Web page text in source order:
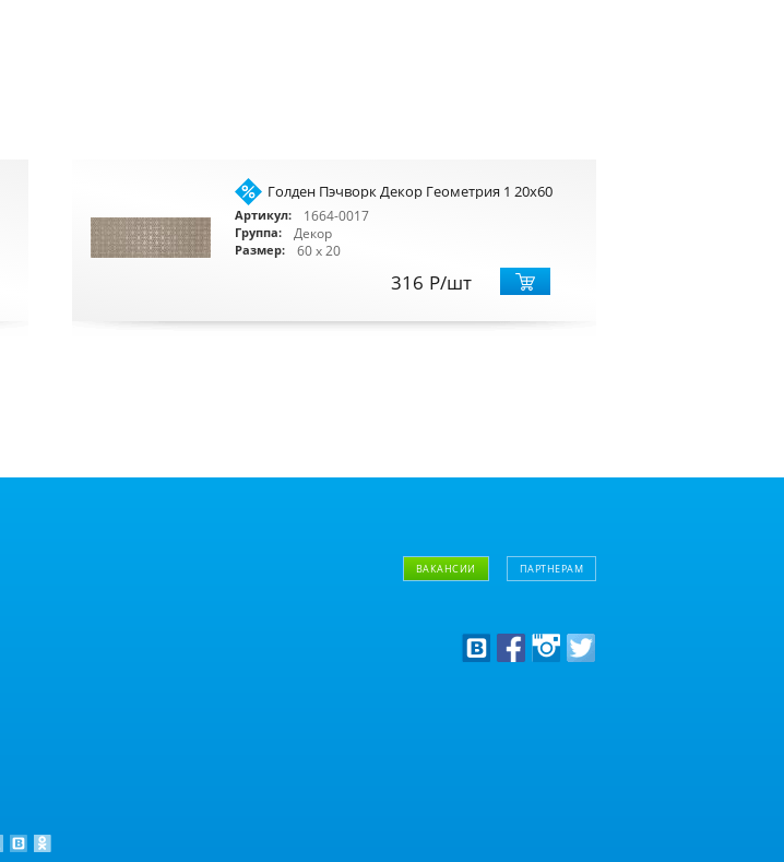
Голден Пэчворк Декор Геометрия 1 20x60
Артикул: 1664-0017
Группа: Декор
Размер: 60 x 20
316 Р/шт
ВАКАНСИИ ПАРТНЕРАМ
Оптовым клиентам